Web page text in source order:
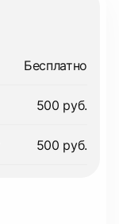
Бесплатно
500 руб.
500 руб.